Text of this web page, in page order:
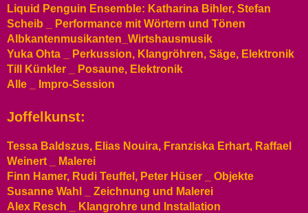
Liquid Penguin Ensemble: Katharina Bihler, Stefan
Scheib _ Performance mit Wörtern und Tönen
Albkantenmusikanten_Wirtshausmusik
Yuka Ohta _ Perkussion, Klangröhren, Säge, Elektronik
Till Künkler _ Posaune, Elektronik
Alle _ Impro-Session
Joffelkunst:
Tessa Baldszus, Elias Nouira, Franziska Erhart, Raffael
Weinert _ Malerei
Finn Hamer, Rudi Teuffel, Peter Hüser _ Objekte
Susanne Wahl _ Zeichnung und Malerei
Alex Resch _ Klangrohre und Installation